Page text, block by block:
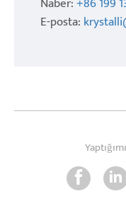
E-posta: